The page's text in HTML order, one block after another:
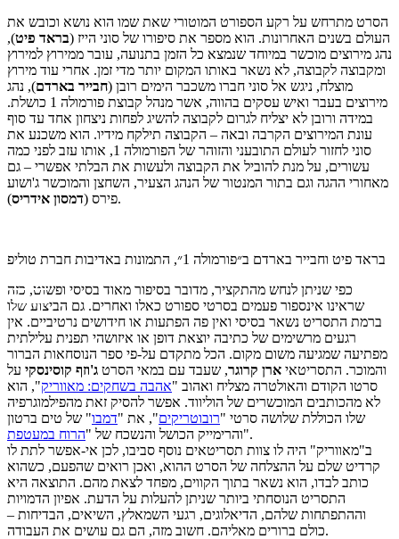
הסרט מתרחש על רקע הספורט המוטורי שאת שמו הוא נושא וכובש את
העולם בשנים האחרונות. הוא מספר את סיפורו של סוני הייז (בראד פיט),
נהג מירוצים מוכשר במיוחד שנמצא כל הזמן בתנועה, עובר ממירוץ למירוץ
ומקבוצה לקבוצה, לא נשאר באותו המקום יותר מדי זמן. אחרי עוד מירוץ
מוצלח, ניגש אל סוני חברו משכבר הימים רובן (חבייר בארדם), נהג
מירוצים בעבר ואיש עסקים בהווה, אשר מנהל קבוצת פורמולה 1 כושלת.
במידה ורובן לא יצליח לגרום לקבוצה להשיג לפחות ניצחון אחד עד סוף
עונת המירוצים הקרבה ובאה – הקבוצה תילקח מידיו. הוא משכנע את
סוני לחזור לעולם התובעני והזוהר של הפורמולה 1, אותו עזב לפני כמה
עשורים, על מנת להוביל את הקבוצה ולעשות את הבלתי אפשרי – גם
מאחורי ההגה וגם בתור המנטור של הנהג הצעיר, השחצן והמוכשר ג'ושוע
פירס (דמסון אידריס ).
בראד פיט וחבייר בארדם ב״פורמולה 1״, התמונות באדיבות חברת טוליפ
כפי שניתן לנחש מהתקציר, מדובר בסיפור מאוד בסיסי ופשוט, כזה
שראינו אינספור פעמים בסרטי ספורט כאלו ואחרים. גם הביצוע שלו
ברמת התסריט נשאר בסיסי ואין פה הפתעות או חידושים נרטיביים. אין
רגעים מרשימים של כתיבה יוצאת דופן או איזושהי תפנית עלילתית
מפתיעה שמגיעה משום מקום. הכל מתקדם על-פי ספר הנוסחאות הברור
והמוכר. התסריטאי ארן קרוגר, שעבד עם במאי הסרט ג'וזף קוסינסקי על
סרטו הקודם והאולטרה מצליח ואהוב "אהבה בשחקים: מאווריק", הוא
לא מהכותבים המוכשרים של הוליווד. אפשר להסיק זאת מהפילמוגרפיה
שלו הכוללת שלושה סרטי "רובוטריקים", את "דמבו" של טים ברטון
והרימייק הכושל והנשכח של "הרוח במעטפת
".
ב"מאווריק" היה לו צוות תסריטאים נוסף סביבו, לכן אי-אפשר לתת לו
קרדיט שלם על ההצלחה של הסרט ההוא, ואכן רואים שהפעם, כשהוא
כותב לבדו, הוא נשאר בתוך הקווים, מפחד לצאת מהם. התוצאה היא
התסריט הנוסחתי ביותר שניתן להעלות על הדעת. אפיון הדמויות
וההתפתחות שלהם, הדיאלוגים, רגעי השמאלץ, השיאים, הבדיחות –
כולם ברורים מאליהם. חשוב מזה, הם גם עושים את העבודה.